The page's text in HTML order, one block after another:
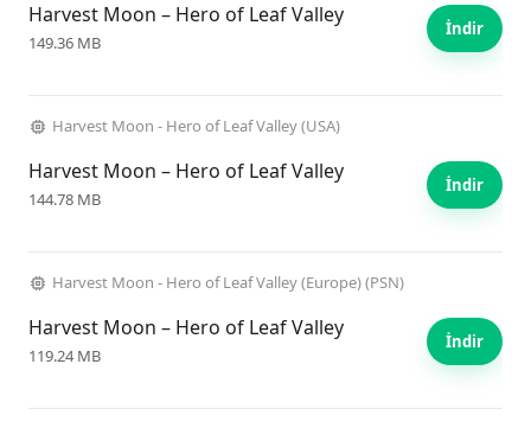
Harvest Moon – Hero of Leaf Valley
149.36 MB
İndir
Harvest Moon - Hero of Leaf Valley (USA)
Harvest Moon – Hero of Leaf Valley
144.78 MB
İndir
Harvest Moon - Hero of Leaf Valley (Europe) (PSN)
Harvest Moon – Hero of Leaf Valley
119.24 MB
İndir